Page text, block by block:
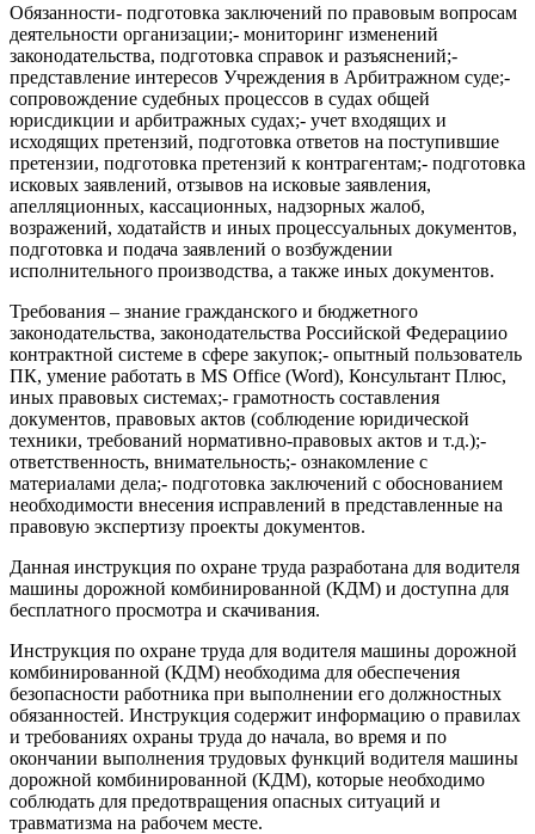
Обязанности- подготовка заключений по правовым вопросам
деятельности организации;- мониторинг изменений
законодательства, подготовка справок и разъяснений;-
представление интересов Учреждения в Арбитражном суде;-
сопровождение судебных процессов в судах общей
юрисдикции и арбитражных судах;- учет входящих и
исходящих претензий, подготовка ответов на поступившие
претензии, подготовка претензий к контрагентам;- подготовка
исковых заявлений, отзывов на исковые заявления,
апелляционных, кассационных, надзорных жалоб,
возражений, ходатайств и иных процессуальных документов,
подготовка и подача заявлений о возбуждении
исполнительного производства, а также иных документов.
Требования – знание гражданского и бюджетного
законодательства, законодательства Российской Федерациио
контрактной системе в сфере закупок;- опытный пользователь
ПК, умение работать в MS Office (Word), Консультант Плюс,
иных правовых системах;- грамотность составления
документов, правовых актов (соблюдение юридической
техники, требований нормативно-правовых актов и т.д.);-
ответственность, внимательность;- ознакомление с
материалами дела;- подготовка заключений с обоснованием
необходимости внесения исправлений в представленные на
правовую экспертизу проекты документов.
Данная инструкция по охране труда разработана для водителя
машины дорожной комбинированной (КДМ) и доступна для
бесплатного просмотра и скачивания.
Инструкция по охране труда для водителя машины дорожной
комбинированной (КДМ) необходима для обеспечения
безопасности работника при выполнении его должностных
обязанностей. Инструкция содержит информацию о правилах
и требованиях охраны труда до начала, во время и по
окончании выполнения трудовых функций водителя машины
дорожной комбинированной (КДМ), которые необходимо
соблюдать для предотвращения опасных ситуаций и
травматизма на рабочем месте.